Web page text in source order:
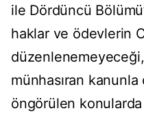
ile Dördüncü
haklar ve ödevlerin
münhasıran
öngörülen konularda